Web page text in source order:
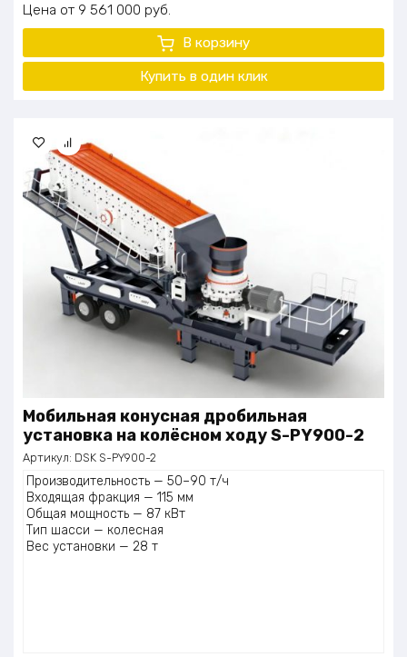
Цена 9 561 000 руб.
В корзину
Купить в один клик
Мобильная конусная дробильная
установка на колёсном ходу S-PY900-2
Артикул: DSK S-PY900-2
Производительность — 50–90 т/ч
Входящая фракция — 115 мм
Общая мощность — 87 кВт
Тип шасси — колесная
Вес установки — 28 т